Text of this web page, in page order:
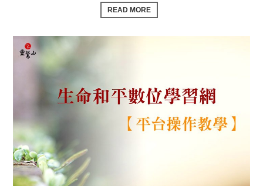
READ MORE